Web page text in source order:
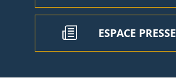
ESPACE PRESSE